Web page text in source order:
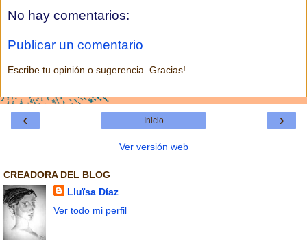
No hay comentarios:
Publicar un comentario
Escribe tu opinión o sugerencia. Gracias!
‹ ›
Inicio
Ver versión web
CREADORA DEL BLOG
Lluïsa Díaz
Ver todo mi perfil